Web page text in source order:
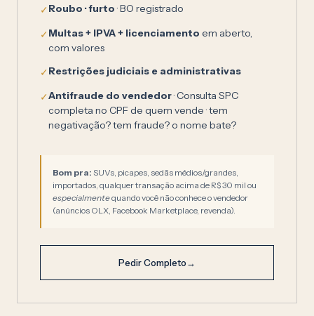
✓Roubo · furto· BO registrado
✓Multas + IPVA + licenciamento em aberto,
com valores
✓Restrições judiciais e administrativas
✓Antifraude do vendedor· Consulta SPC
completa no CPF de quem vende · tem
negativação? tem fraude? o nome bate?
Bom pra: SUVs, picapes, sedãs médios/grandes,
importados, qualquer transação acima de R$ 30 mil ou
especialmentequando você não conhece o vendedor
(anúncios OLX, Facebook Marketplace, revenda).
Pedir Completo→